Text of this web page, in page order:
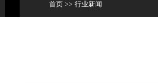
首页 >> 行业新闻